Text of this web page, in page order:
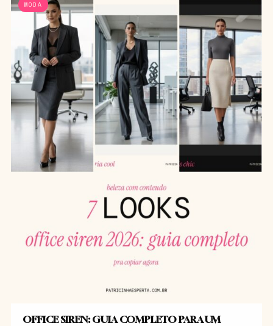
MODA
OFFICE SIREN: GUIA COMPLETO PARA UM